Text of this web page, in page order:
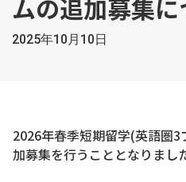
ムの追加募集に
2025年10月10日
2026年春季短期留学(英語圏
加募集を行うこととなりまし